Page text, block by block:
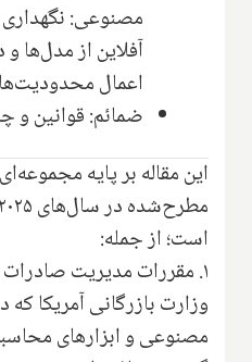
مصنوعی:
آفلاین از مدل‌ها
اعمال
ضمائم: قوانین
این مقاله بر پایه
است؛ از جمله:
وزارت بازرگانی آمریکا
مصنوعی و ابزارهای